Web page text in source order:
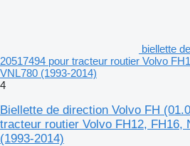
biellette
20517494 pour tracteur routier Volvo
VNL780 (1993-2014)
4
Biellette de direction Volvo FH
tracteur routier Volvo FH12, FH16,
(1993-2014)